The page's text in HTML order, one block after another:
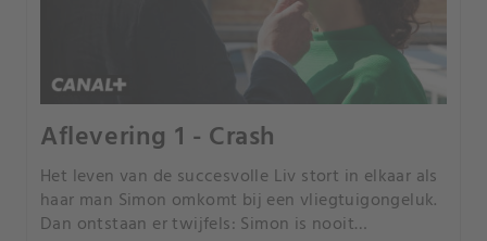
Aflevering 1 - Crash
Het leven van de succesvolle Liv stort in elkaar als
haar man Simon omkomt bij een vliegtuigongeluk.
Dan ontstaan er twijfels: Simon is nooit